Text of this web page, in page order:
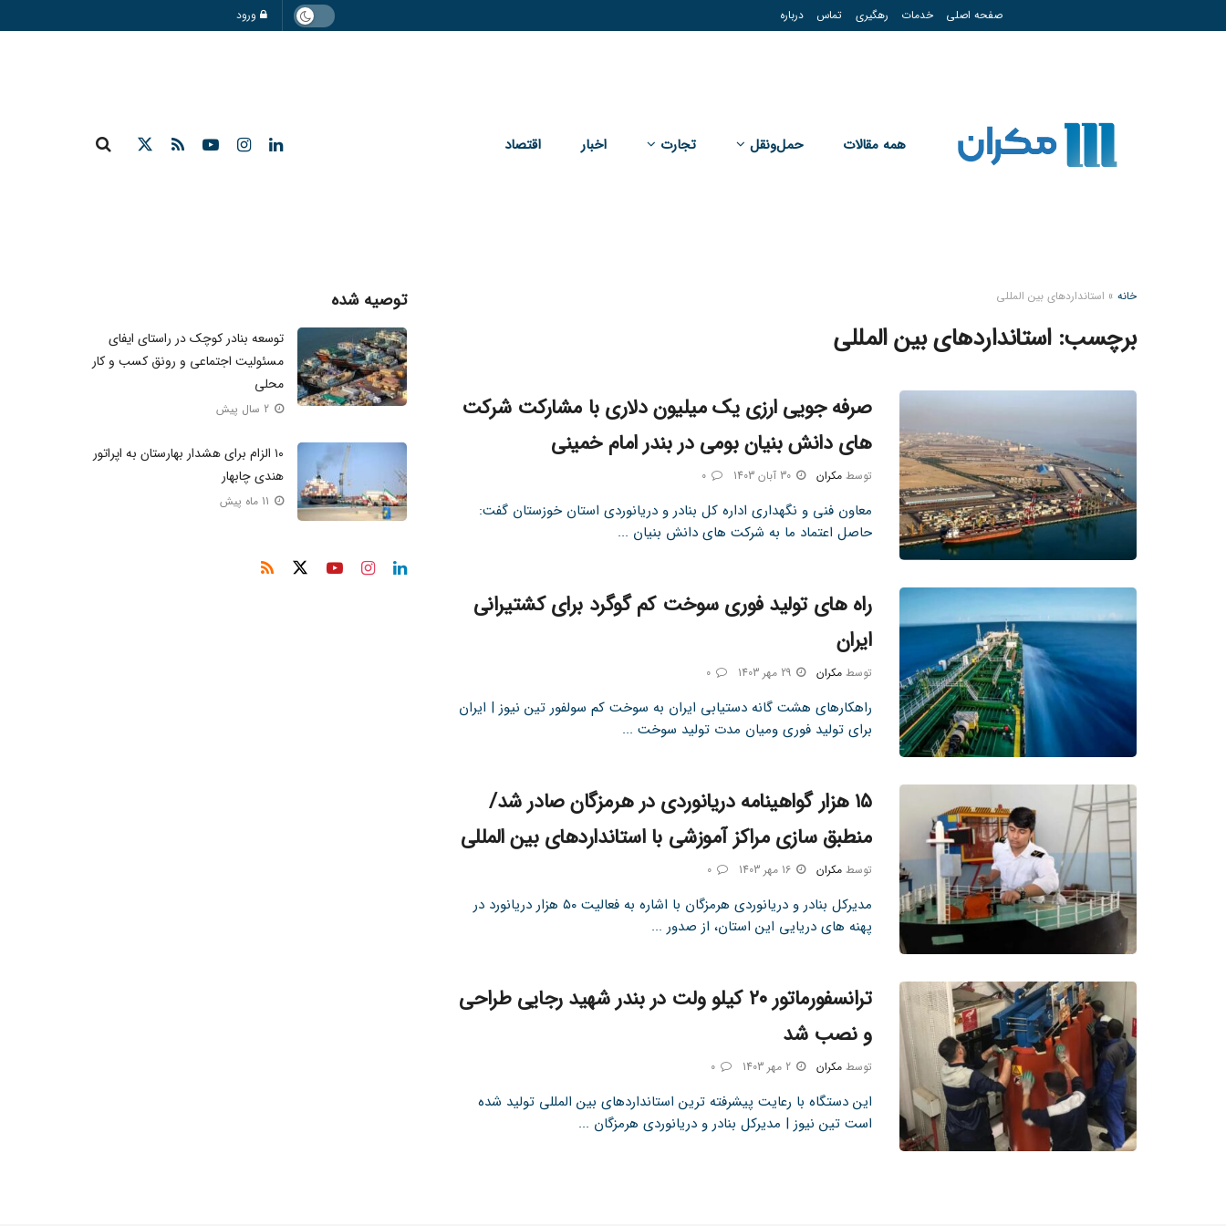
صفحه اصلی خدمات رهگیری تماس درباره ورود
همه مقالات حمل‌و‌نقل تجارت اخبار اقتصاد
خانه » استانداردهای بین المللی
برچسب:استانداردهای بین المللی
صرفه جویی ارزی یک میلیون دلاری با مشارکت شرکت
های دانش بنیان بومی در بندر امام خمینی
توسط مکران 30 آبان 1403 0
معاون فنی و نگهداری اداره کل بنادر و دریانوردی استان خوزستان گفت:
حاصل اعتماد ما به شرکت های دانش بنیان ...
راه های تولید فوری سوخت کم گوگرد برای کشتیرانی
ایران
توسط مکران 29 مهر 1403 0
راهکارهای هشت گانه دستیابی ایران به سوخت کم سولفور تین نیوز | ایران
برای تولید فوری ومیان مدت تولید سوخت ...
۱۵ هزار گواهینامه دریانوردی در هرمزگان صادر شد/
منطبق سازی مراکز آموزشی با استانداردهای بین المللی
توسط مکران 16 مهر 1403 0
مدیرکل بنادر و دریانوردی هرمزگان با اشاره به فعالیت ۵۰ هزار دریانورد در
پهنه های دریایی این استان، از صدور ...
ترانسفورماتور ۲۰ کیلو ولت در بندر شهید رجایی طراحی
و نصب شد
توسط مکران 2 مهر 1403 0
این دستگاه با رعایت پیشرفته ترین استانداردهای بین المللی تولید شده
است تین نیوز | مدیرکل بنادر و دریانوردی هرمزگان ...
توصیه شده
توسعه بنادر کوچک در راستای ایفای
مسئولیت اجتماعی و رونق کسب و کار
محلی
2 سال پیش
۱۰ الزام برای هشدار بهارستان به اپراتور
هندی چابهار